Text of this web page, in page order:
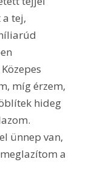
tej,
míg érzem,
hideg
ünnep van,
a